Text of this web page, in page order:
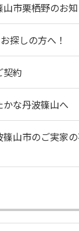
市栗栖野のお
探しの方へ！
約
な丹波篠山へ
篠山市のご実家